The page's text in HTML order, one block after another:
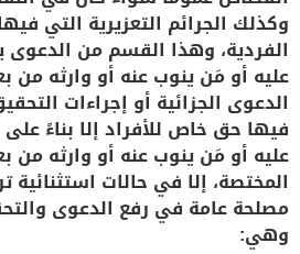
وكذلك الجرائم التعزيرية التي
الفردية، وهذا القسم من الدعوى
عليه أو مَن ينوب عنه أو وارثه من
الدعوى الجزائية أو إجراءات
فيها حق خاص للأفراد إلا بناءً
عليه أو مَن ينوب عنه أو وارثه من
المختصة، إلا في حالات استثنائية
مصلحة عامة في رفع الدعوى
وهي: